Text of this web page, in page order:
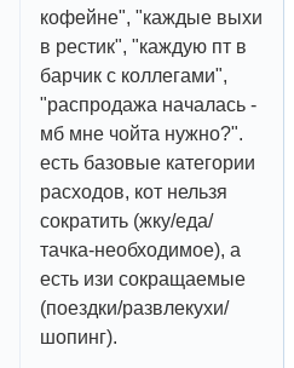
кофейне", "каждые выхи
в рестик", "каждую пт в
барчик с коллегами",
"распродажа началась -
мб мне чойта нужно?".
есть базовые категории
расходов, кот нельзя
сократить (жку/еда/
тачка-необходимое), а
есть изи сокращаемые
(поездки/развлекухи/
шопинг).